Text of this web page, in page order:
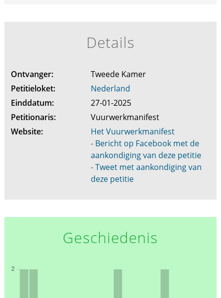
Details
Ontvanger:
Tweede Kamer
Petitieloket:
Nederland
Einddatum:
27-01-2025
Petitionaris:
Vuurwerkmanifest
Website:
Het Vuurwerkmanifest
- Bericht op Facebook met de
aankondiging van deze petitie
- Tweet met aankondiging van
deze petitie
Geschiedenis